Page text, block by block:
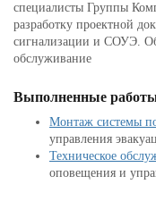
специалисты Группы
разработку проектной
сигнализации и СОУЭ.
обслуживание
Выполненные
Монтаж системы
управления
Техническое
оповещения и